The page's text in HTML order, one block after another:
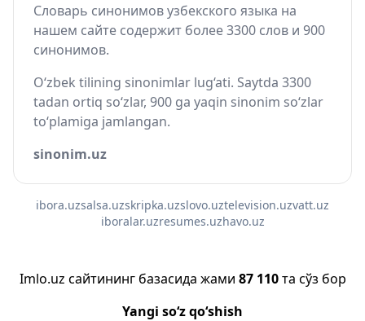
Словарь синонимов узбекского языка на
нашем сайте содержит более 3300 слов и 900
синонимов.
O‘zbek tilining sinonimlar lug‘ati. Saytda 3300
tadan ortiq so‘zlar, 900 ga yaqin sinonim so‘zlar
to‘plamiga jamlangan.
sinonim.uz
ibora.uzsalsa.uzskripka.uzslovo.uztelevision.uzvatt.uz
iboralar.uzresumes.uzhavo.uz
Imlo.uz сайтининг базасида жами 87 110та сўз бор
Yangi so‘z qo‘shish